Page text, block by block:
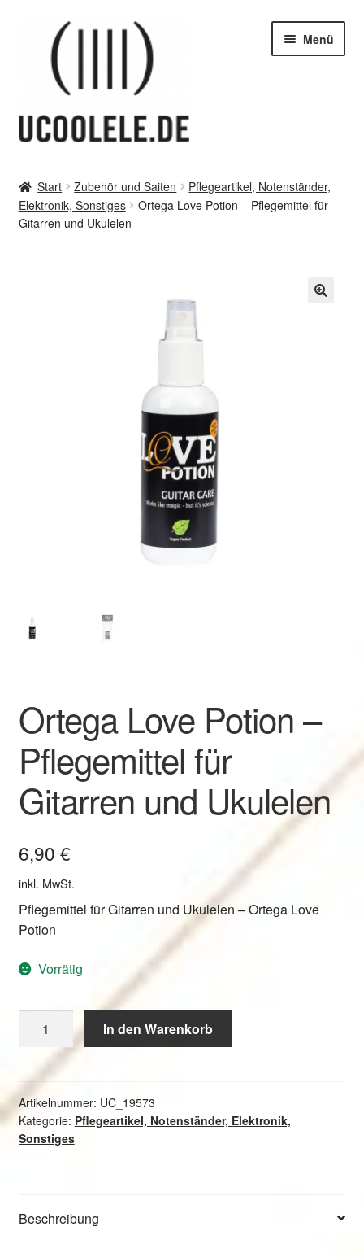
Navigation
springen
springen
Menü
Tipps
Kontakt / Impressum / AGB & co
Start Zubehör und Saiten
Pflegeartikel, Notenständer,
Elektronik, Sonstiges
Ortega Love Potion – Pflegemittel für
Gitarren und Ukulelen
Ortega Love Potion –
Pflegemittel für
Gitarren und Ukulelen
6,90 €
inkl. MwSt.
Pflegemittel für Gitarren und Ukulelen – Ortega Love
Potion
Vorrätig
Love
Potion
Pflegemittel
für
Gitarren
In den Warenkorb
Artikelnummer: UC_19573
Kategorie: Pflegeartikel, Notenständer, Elektronik,
Sonstiges
Beschreibung